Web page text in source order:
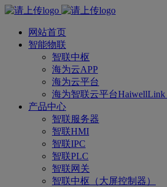
网站首页
智能物联
智联中枢
海为云APP
海为云平台
海为智联云平台HaiwellLink
产品中心
智联服务器
智联HMI
智联IPC
智联PLC
智联网关
智联中枢（大屏控制器）